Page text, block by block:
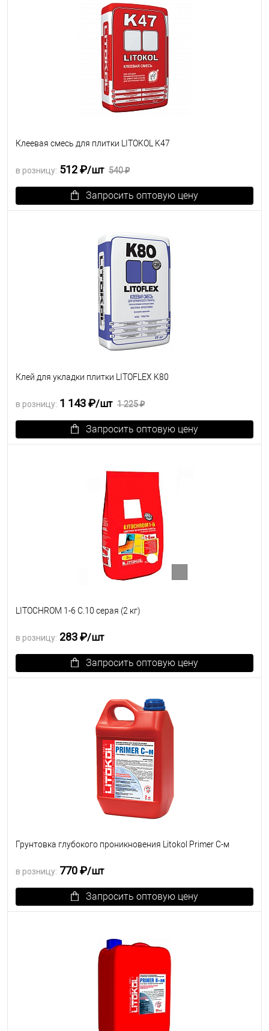
Клеевая смесь для плитки LITOKOL K47
в розницу: 512 ₽/шт 540 ₽
Запросить оптовую цену
Клей для укладки плитки LITOFLEX K80
в розницу: 1 143 ₽/шт 1 225 ₽
Запросить оптовую цену
LITOCHROM 1-6 C.10 серая (2 кг)
в розницу: 283 ₽/шт
Запросить оптовую цену
Грунтовка глубокого проникновения Litokol Primer C-м
в розницу: 770 ₽/шт
Запросить оптовую цену